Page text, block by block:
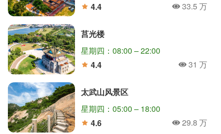
4.4
人氣33.5 万
莒光楼
星期四：08:00 – 22:00
4.4
人氣31 万
太武山风景区
星期四：05:00 – 18:00
4.6
人氣29.8 万